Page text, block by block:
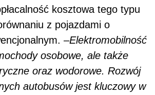
kosztowa tego typu
z pojazdami o
–Elektromobilność
osobowe, ale także
oraz wodorowe. Rozwój
autobusów jest kluczowy w